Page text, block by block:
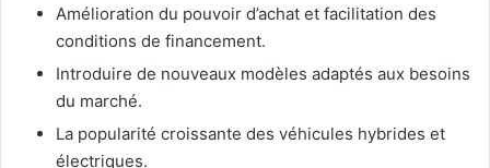
Amélioration du pouvoir d’achat et facilitation des
conditions de financement.
Introduire de nouveaux modèles adaptés aux besoins
du marché.
La popularité croissante des véhicules hybrides et
électriques.